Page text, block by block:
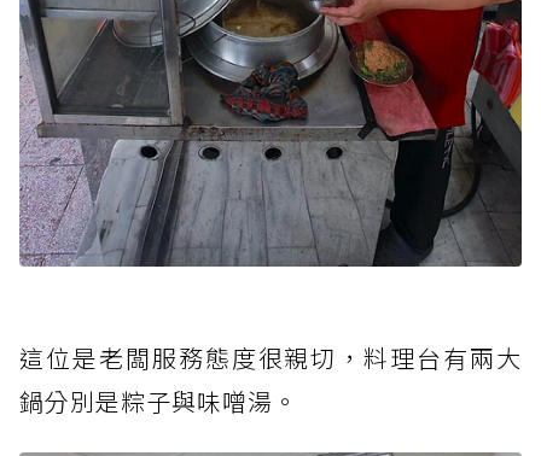
這位是老闆服務態度很親切，料理台有兩大
鍋分別是粽子與味噌湯。